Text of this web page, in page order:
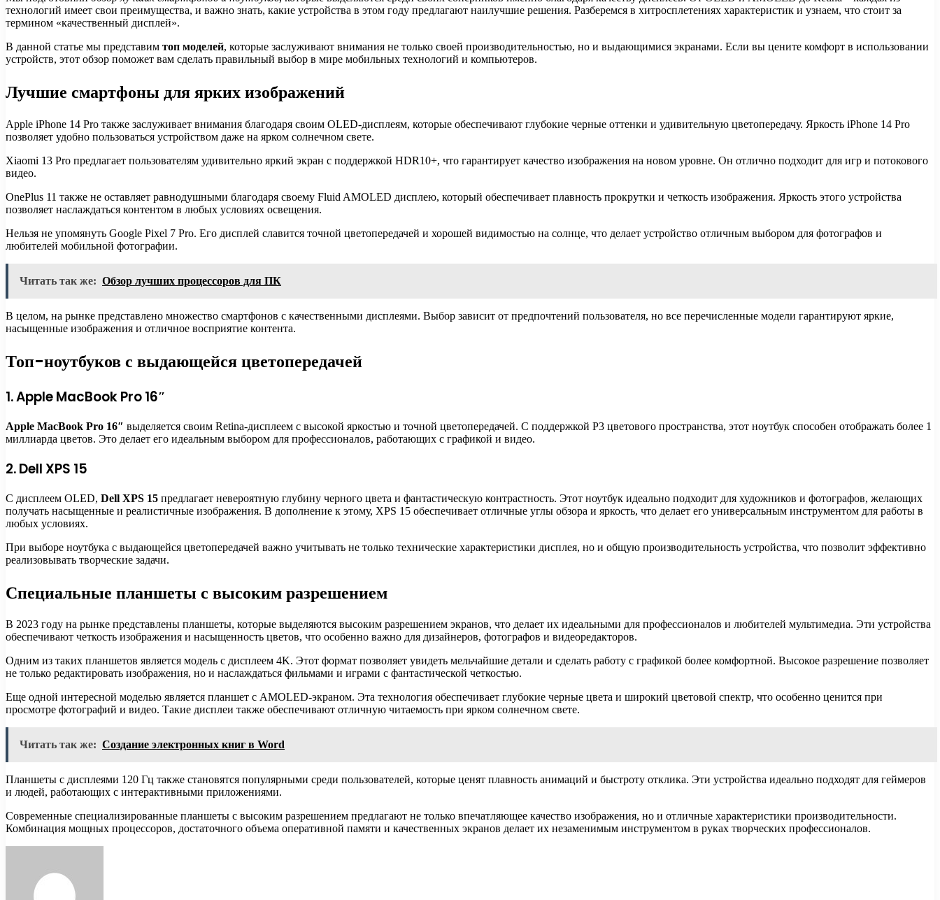
технологий имеет свои преимущества, и важно знать, какие устройства в этом году предлагают наилучшие решения. Разберемся в хитросплетениях характеристик и узнаем, что стоит за
термином «качественный дисплей».
В данной статье мы представим топ моделей, которые заслуживают внимания не только своей производительностью, но и выдающимися экранами. Если вы цените комфорт в использовании
устройств, этот обзор поможет вам сделать правильный выбор в мире мобильных технологий и компьютеров.
Лучшие смартфоны для ярких изображений
Apple iPhone 14 Pro также заслуживает внимания благодаря своим OLED-дисплеям, которые обеспечивают глубокие черные оттенки и удивительную цветопередачу. Яркость iPhone 14 Pro
позволяет удобно пользоваться устройством даже на ярком солнечном свете.
Xiaomi 13 Pro предлагает пользователям удивительно яркий экран с поддержкой HDR10+, что гарантирует качество изображения на новом уровне. Он отлично подходит для игр и потокового
видео.
OnePlus 11 также не оставляет равнодушными благодаря своему Fluid AMOLED дисплею, который обеспечивает плавность прокрутки и четкость изображения. Яркость этого устройства
позволяет наслаждаться контентом в любых условиях освещения.
Нельзя не упомянуть Google Pixel 7 Pro. Его дисплей славится точной цветопередачей и хорошей видимостью на солнце, что делает устройство отличным выбором для фотографов и
любителей мобильной фотографии.
Читать так же: Обзор лучших процессоров для ПК
В целом, на рынке представлено множество смартфонов с качественными дисплеями. Выбор зависит от предпочтений пользователя, но все перечисленные модели гарантируют яркие,
насыщенные изображения и отличное восприятие контента.
Топ-ноутбуков с выдающейся цветопередачей
1. Apple MacBook Pro 16″
Apple MacBook Pro 16″ выделяется своим Retina-дисплеем с высокой яркостью и точной цветопередачей. С поддержкой P3 цветового пространства, этот ноутбук способен отображать более 1
миллиарда цветов. Это делает его идеальным выбором для профессионалов, работающих с графикой и видео.
2. Dell XPS 15
С дисплеем OLED, Dell XPS 15 предлагает невероятную глубину черного цвета и фантастическую контрастность. Этот ноутбук идеально подходит для художников и фотографов, желающих
получать насыщенные и реалистичные изображения. В дополнение к этому, XPS 15 обеспечивает отличные углы обзора и яркость, что делает его универсальным инструментом для работы в
любых условиях.
При выборе ноутбука с выдающейся цветопередачей важно учитывать не только технические характеристики дисплея, но и общую производительность устройства, что позволит эффективно
реализовывать творческие задачи.
Специальные планшеты с высоким разрешением
В 2023 году на рынке представлены планшеты, которые выделяются высоким разрешением экранов, что делает их идеальными для профессионалов и любителей мультимедиа. Эти устройства
обеспечивают четкость изображения и насыщенность цветов, что особенно важно для дизайнеров, фотографов и видеоредакторов.
Одним из таких планшетов является модель с дисплеем 4K. Этот формат позволяет увидеть мельчайшие детали и сделать работу с графикой более комфортной. Высокое разрешение позволяет
не только редактировать изображения, но и наслаждаться фильмами и играми с фантастической четкостью.
Еще одной интересной моделью является планшет с AMOLED-экраном. Эта технология обеспечивает глубокие черные цвета и широкий цветовой спектр, что особенно ценится при
просмотре фотографий и видео. Такие дисплеи также обеспечивают отличную читаемость при ярком солнечном свете.
Читать так же: Создание электронных книг в Word
Планшеты с дисплеями 120 Гц также становятся популярными среди пользователей, которые ценят плавность анимаций и быстроту отклика. Эти устройства идеально подходят для геймеров
и людей, работающих с интерактивными приложениями.
Современные специализированные планшеты с высоким разрешением предлагают не только впечатляющее качество изображения, но и отличные характеристики производительности.
Комбинация мощных процессоров, достаточного объема оперативной памяти и качественных экранов делает их незаменимым инструментом в руках творческих профессионалов.